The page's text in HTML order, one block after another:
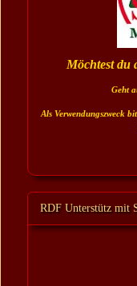
Möchtest du
Geht
Als Verwendungszweck
RDF Unterstütz mit